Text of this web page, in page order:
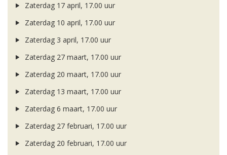
Zaterdag 17 april, 17.00 uur
Zaterdag 10 april, 17.00 uur
Zaterdag 3 april, 17.00 uur
Zaterdag 27 maart, 17.00 uur
Zaterdag 20 maart, 17.00 uur
Zaterdag 13 maart, 17.00 uur
Zaterdag 6 maart, 17.00 uur
Zaterdag 27 februari, 17.00 uur
Zaterdag 20 februari, 17.00 uur